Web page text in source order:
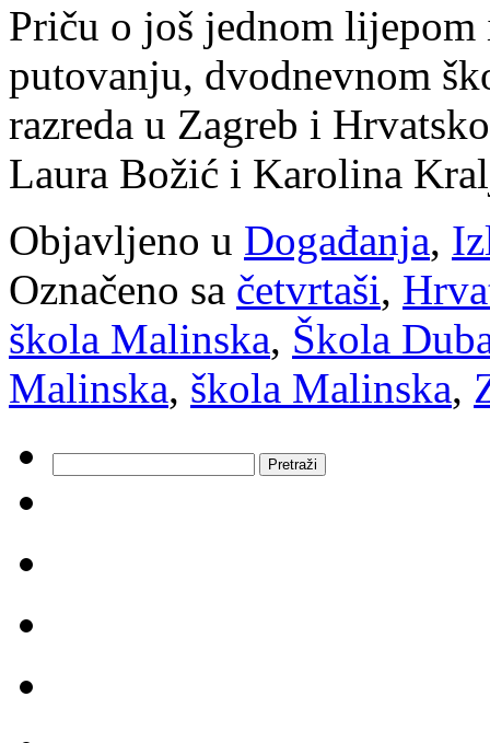
Priču o još jednom
putovanju, dvodnevnom
razreda u Zagreb i
Laura Božić i Karolina
Objavljeno u Događanja,
Označeno sa četvrtaši,
škola Malinska, Škola
Malinska, škola Malinska,